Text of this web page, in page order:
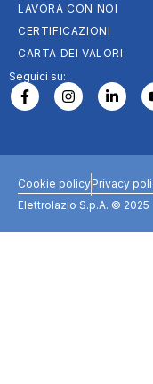
LAVORA CON NOI
CERTIFICAZIONI
CARTA DEI VALORI
Seguici su:
Cookie policyPrivacy
Elettrolazio S.p.A. ©